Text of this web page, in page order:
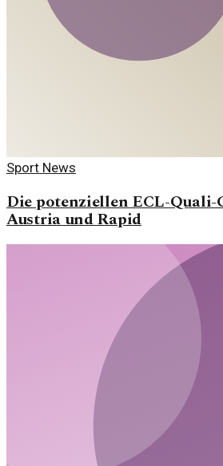
Sport News
Die potenziellen ECL-Quali-
Austria und Rapid